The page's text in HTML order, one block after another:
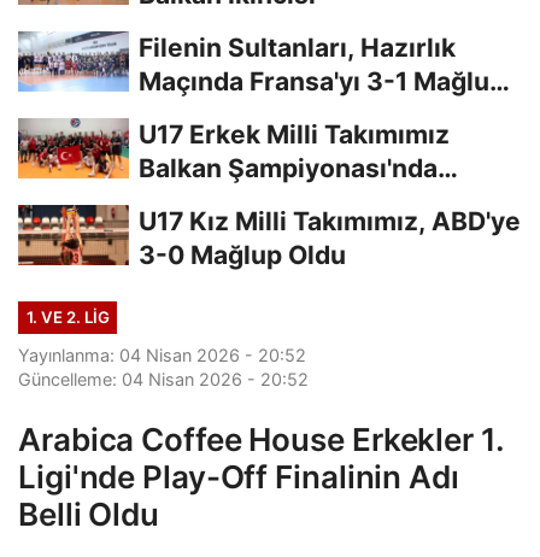
Filenin Sultanları, Hazırlık
Maçında Fransa'yı 3-1 Mağlup
U17 Erkek Milli Takımımız
Balkan Şampiyonası'nda
U17 Kız Milli Takımımız, ABD'ye
3-0 Mağlup Oldu
1. VE 2. LIG
Yayınlanma: 04 Nisan 2026 - 20:52
Güncelleme: 04 Nisan 2026 - 20:52
Arabica Coffee House Erkekler 1.
Ligi'nde Play-Off Finalinin Adı
Belli Oldu